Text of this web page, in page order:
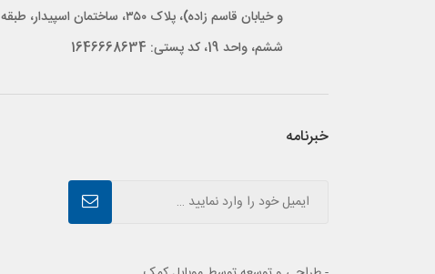
و خیابان قاسم زاده)، پلاک ۳۵۰، ساختمان اسپیدار، طبقه
ششم، واحد 19، کد پستی: 1646668634
خبرنامه